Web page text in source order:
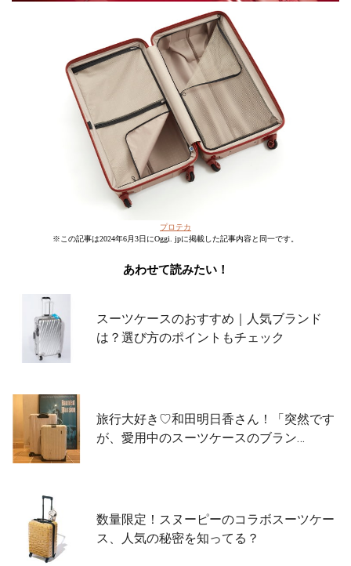
プロテカ
※この記事は2024年6月3日にOggi. jpに掲載した記事内容と同一です。
あわせて読みたい！
スーツケースのおすすめ｜人気ブランド
は？選び方のポイントもチェック
旅行大好き♡和田明日香さん！「突然です
が、愛用中のスーツケースのブラン…
数量限定！スヌーピーのコラボスーツケー
ス、人気の秘密を知ってる？